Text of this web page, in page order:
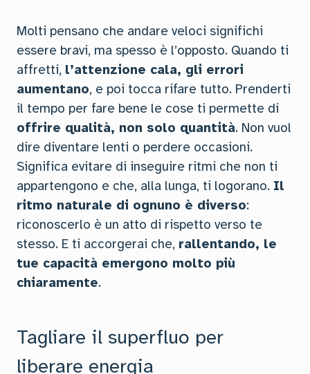
Molti pensano che andare veloci significhi
essere bravi, ma spesso è l’opposto. Quando ti
affretti, l’attenzione cala, gli errori
aumentano, e poi tocca rifare tutto. Prenderti
il tempo per fare bene le cose ti permette di
offrire qualità, non solo quantità. Non vuol
dire diventare lenti o perdere occasioni.
Significa evitare di inseguire ritmi che non ti
appartengono e che, alla lunga, ti logorano. Il
ritmo naturale di ognuno è diverso:
riconoscerlo è un atto di rispetto verso te
stesso. E ti accorgerai che, rallentando, le
tue capacità emergono molto più
chiaramente.
Tagliare il superfluo per
liberare energia